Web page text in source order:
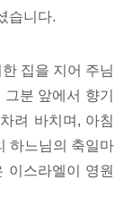
습니다.
집을 지어 주님
분 앞에서 향기
려 바치며, 아침
하느님의 축일마
이스라엘이 영원